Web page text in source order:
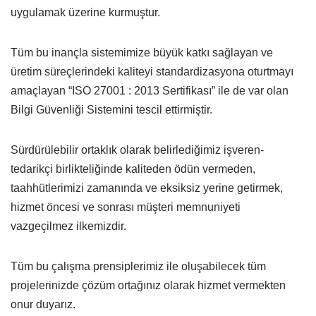
uygulamak üzerine kurmuştur.
Tüm bu inançla sistemimize büyük katkı sağlayan ve
üretim süreçlerindeki kaliteyi standardizasyona oturtmayı
amaçlayan “ISO 27001 : 2013 Sertifikası” ile de var olan
Bilgi Güvenliği Sistemini tescil ettirmiştir.
Sürdürülebilir ortaklık olarak belirlediğimiz işveren-
tedarikçi birlikteliğinde kaliteden ödün vermeden,
taahhütlerimizi zamanında ve eksiksiz yerine getirmek,
hizmet öncesi ve sonrası müşteri memnuniyeti
vazgeçilmez ilkemizdir.
Tüm bu çalışma prensiplerimiz ile oluşabilecek tüm
projelerinizde çözüm ortağınız olarak hizmet vermekten
onur duyarız.